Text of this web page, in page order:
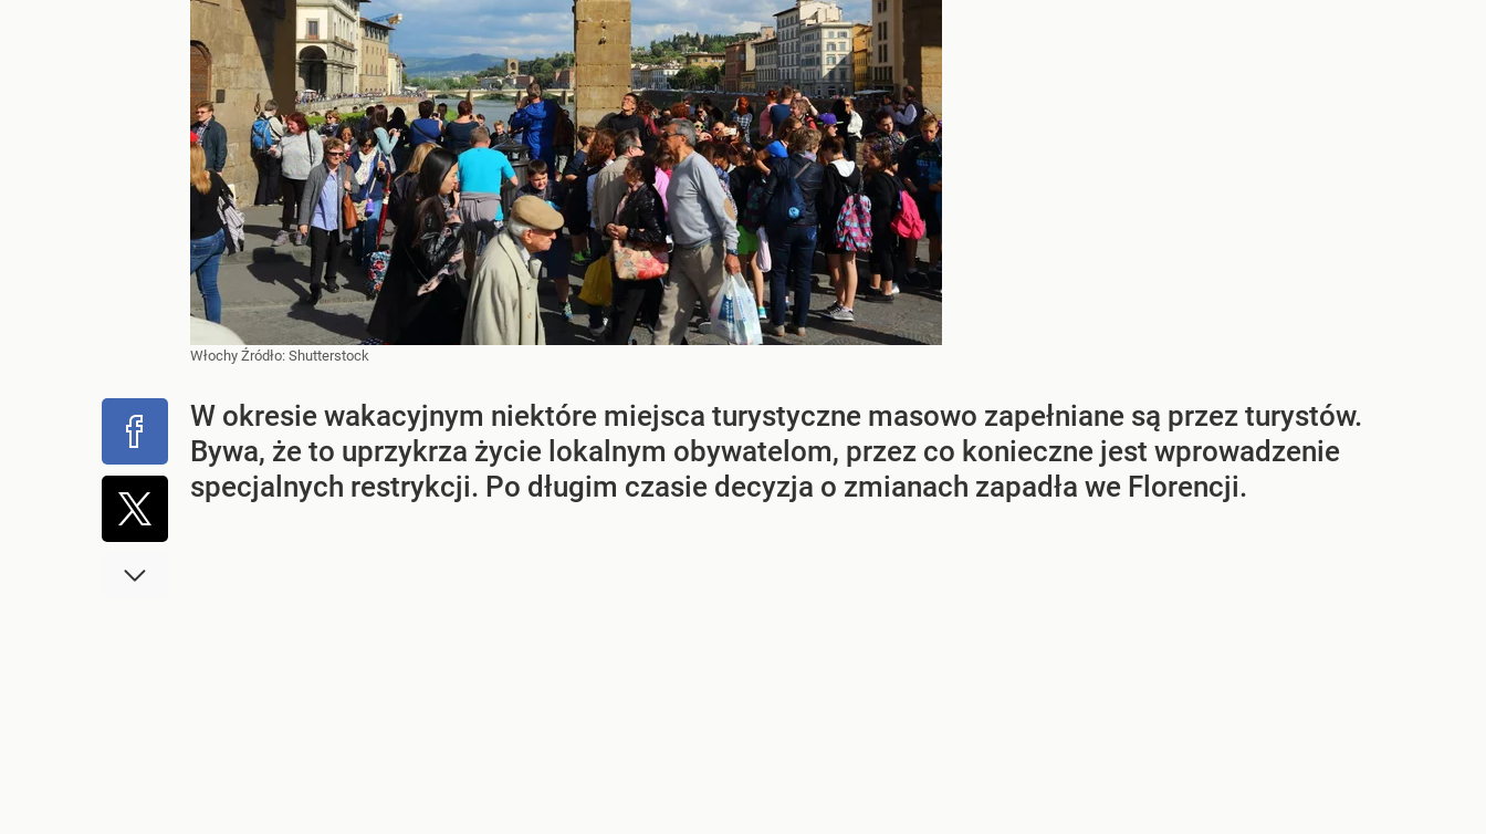
Włochy Źródło: Shutterstock
W okresie wakacyjnym niektóre miejsca turystyczne masowo zapełniane są przez turystów.
Bywa, że to uprzykrza życie lokalnym obywatelom, przez co konieczne jest wprowadzenie
specjalnych restrykcji. Po długim czasie decyzja o zmianach zapadła we Florencji.